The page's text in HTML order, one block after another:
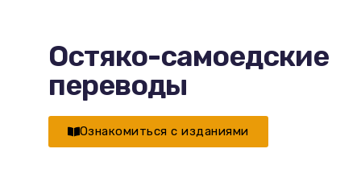
Остяко-самоедские
переводы
Ознакомиться с изданиями